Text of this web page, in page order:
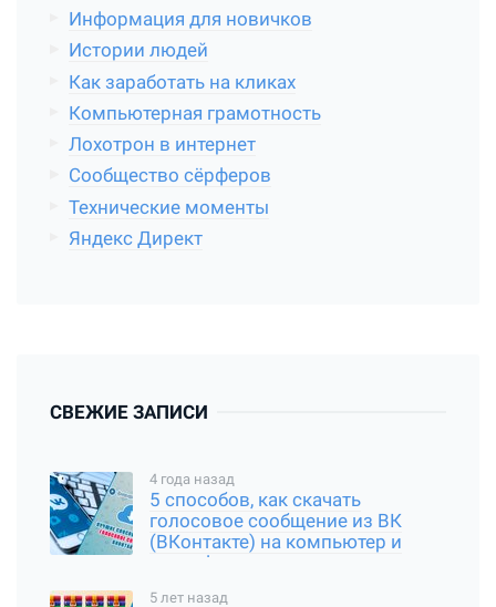
Информация для новичков
Истории людей
Как заработать на кликах
Компьютерная грамотность
Лохотрон в интернет
Сообщество сёрферов
Технические моменты
Яндекс Директ
СВЕЖИЕ ЗАПИСИ
4 года назад
5 способов, как скачать
голосовое сообщение из ВК
(ВКонтакте) на компьютер и
смартфон
5 лет назад